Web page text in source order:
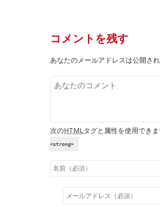
コメントを残す
あなたのメールアドレスは公開さ
次のHTML タグと属性を使用できま
<strong>